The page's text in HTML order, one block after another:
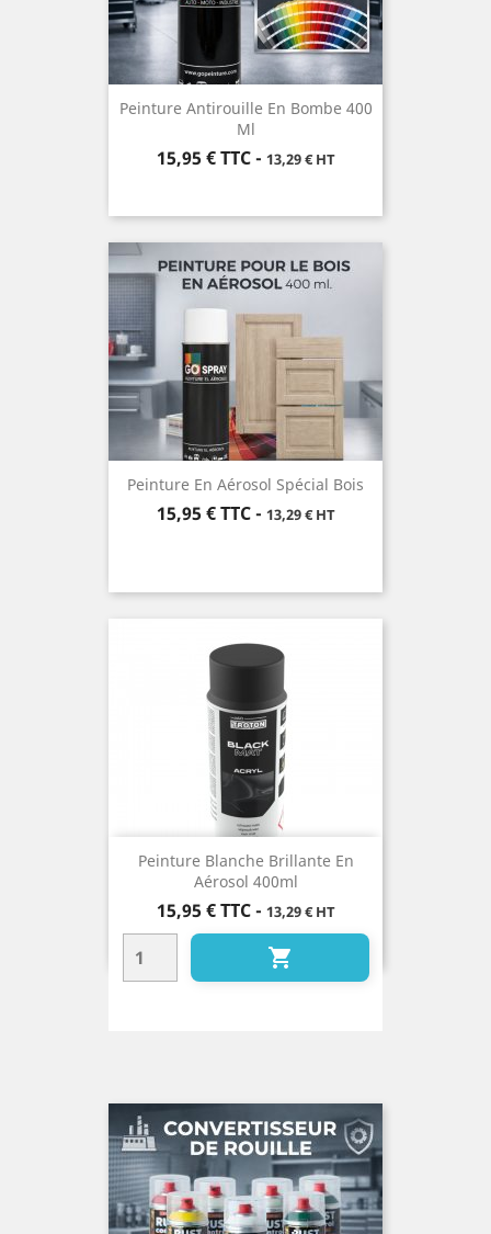
Peinture Antirouille En Bombe 400
Ml
Prix
15,95 € TTC- 13,29 € HT
Peinture En Aérosol Spécial Bois
Prix
15,95 € TTC- 13,29 € HT
Peinture Blanche Brillante En
Aérosol 400ml
Prix
15,95 € TTC- 13,29 € HT
